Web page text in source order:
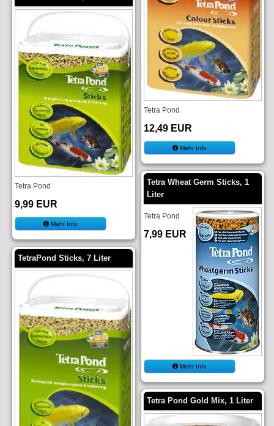
Tetra Pond
9,99 EUR
Mehr Info
TetraPond Sticks, 7 Liter
Tetra Pond
12,49 EUR
Mehr Info
Tetra Wheat Germ Sticks, 1
Liter
Tetra Pond
7,99 EUR
Mehr Info
Tetra Pond Gold Mix, 1 Liter